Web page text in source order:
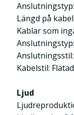
Längd på
Kablar som
Kabelstil:
Ljud